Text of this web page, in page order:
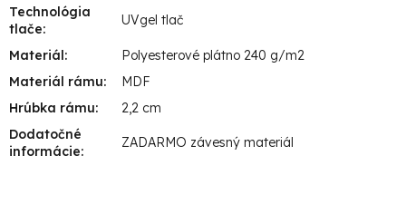
Technológia
tlače:
UVgel tlač
Materiál:
Polyesterové plátno 240 g/m2
Materiál rámu:
MDF
Hrúbka rámu:
2,2 cm
Dodatočné
informácie:
ZADARMO závesný materiál